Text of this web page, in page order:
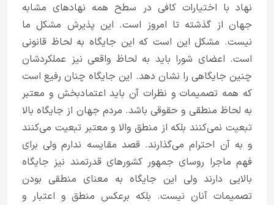
نهاد با اختیارات کافی در سطح همه نهاد‌های مشابه
جهان از گذشته تا امروز است. این پذیرش مشکل ما
نیست. مشکل این است که این جایگاه به لحاظ قانونی
است. اعضای شورا باید به لحاظ واقعی نیز عملکردشان
چنین جایگاهی را نشان دهد. این جایگاه چنان رفیع است
که همه تصمیمات و نظرات آن باید اعتمادبخش و معتبر
به لحاظ منطقی و حقوقی باشد. مردم جهان از جایگاه بالا
تبعیت نمی‌کنند بلکه از منطق والا و معتبر تبعیت می‌کنند
و به آن احترام می‌گذارند. قصد مقایسه ندارم ولی برای
فهم ماجرا روسای جمهور کشور‌های قدرتمند نیز جایگاه
بالایی دارند ولی این جایگاه به معنای منطقی بودن
تصمیمات آنان نیست. بلکه برعکس منطق و اعتبار و